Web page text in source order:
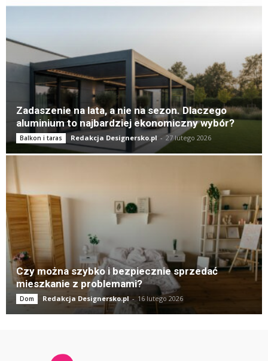
Zadaszenie na lata, a nie na sezon. Dlaczego
aluminium to najbardziej ekonomiczny wybór?
Balkon i taras Redakcja Designersko.pl - 27 lutego 2026
Czy można szybko i bezpiecznie sprzedać
mieszkanie z problemami?
Dom Redakcja Designersko.pl - 16 lutego 2026